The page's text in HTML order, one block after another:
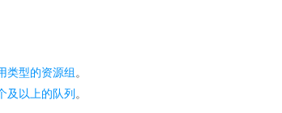
类型的资源组 。
及以上的队列。